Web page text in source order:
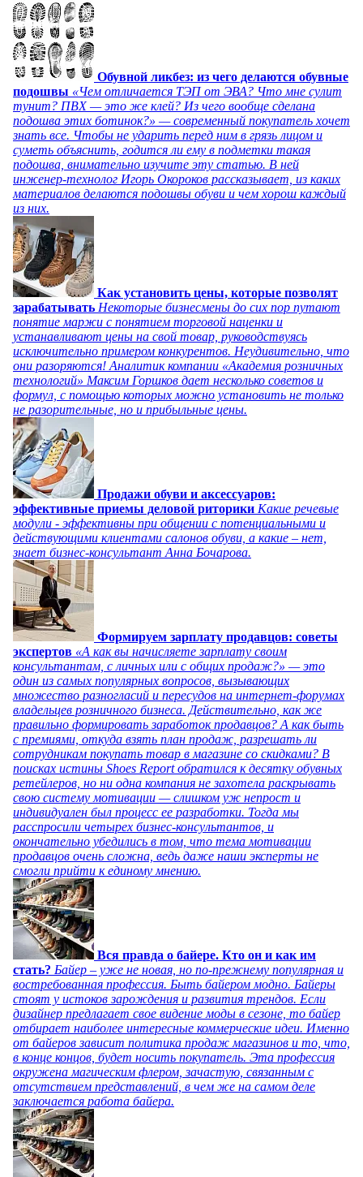
Обувной ликбез: из чего делаются обувные
подошвы «Чем отличается ТЭП от ЭВА? Что мне сулит
тунит? ПВХ — это же клей? Из чего вообще сделана
подошва этих ботинок?» — современный покупатель хочет
знать все. Чтобы не ударить перед ним в грязь лицом и
суметь объяснить, годится ли ему в подметки такая
подошва, внимательно изучите эту статью. В ней
инженер-технолог Игорь Окороков рассказывает, из каких
материалов делаются подошвы обуви и чем хорош каждый
из них.
Как установить цены, которые позволят
зарабатывать Некоторые бизнесмены до сих пор путают
понятие маржи с понятием торговой наценки и
устанавливают цены на свой товар, руководствуясь
исключительно примером конкурентов. Неудивительно, что
они разоряются! Аналитик компании «Академия розничных
технологий» Максим Горшков дает несколько советов и
формул, с помощью которых можно установить не только
не разорительные, но и прибыльные цены.
Продажи обуви и аксессуаров:
эффективные приемы деловой риторики Какие речевые
модули - эффективны при общении с потенциальными и
действующими клиентами салонов обуви, а какие – нет,
знает бизнес-консультант Анна Бочарова.
Формируем зарплату продавцов: советы
экспертов «А как вы начисляете зарплату своим
консультантам, с личных или с общих продаж?» — это
один из самых популярных вопросов, вызывающих
множество разногласий и пересудов на интернет-форумах
владельцев розничного бизнеса. Действительно, как же
правильно формировать заработок продавцов? А как быть
с премиями, откуда взять план продаж, разрешать ли
сотрудникам покупать товар в магазине со скидками? В
поисках истины Shoes Report обратился к десятку обувных
ретейлеров, но ни одна компания не захотела раскрывать
свою систему мотивации — слишком уж непрост и
индивидуален был процесс ее разработки. Тогда мы
расспросили четырех бизнес-консультантов, и
окончательно убедились в том, что тема мотивации
продавцов очень сложна, ведь даже наши эксперты не
смогли прийти к единому мнению.
Вся правда о байере. Кто он и как им
стать? Байер – уже не новая, но по-прежнему популярная и
востребованная профессия. Быть байером модно. Байеры
стоят у истоков зарождения и развития трендов. Если
дизайнер предлагает свое видение моды в сезоне, то байер
отбирает наиболее интересные коммерческие идеи. Именно
от байеров зависит политика продаж магазинов и то, что,
в конце концов, будет носить покупатель. Эта профессия
окружена магическим флером, зачастую, связанным с
отсутствием представлений, в чем же на самом деле
заключается работа байера.